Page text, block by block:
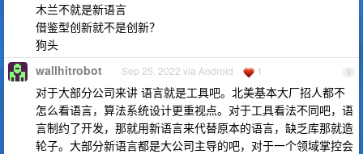
木兰不就是新语言
借鉴型创新就不是创新？
狗头
9
wallhitrobot Sep 25, 2022 via Android 1
对于大部分公司来讲 语言就是工具吧。北美基本大厂招人都不
怎么看语言，算法系统设计更重视点。对于工具看法不同吧，语
言制约了开发，那就用新语言来代替原本的语言，缺乏库那就造
轮子。大部分新语言都是大公司主导的吧，对于一个领域掌控会